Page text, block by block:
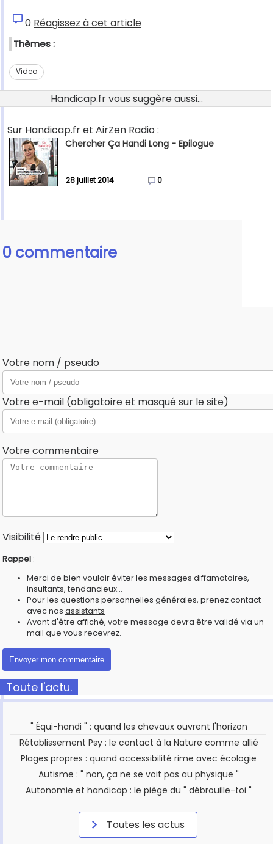
0 Réagissez à cet article
Thèmes :
Video
Handicap.fr vous suggère aussi...
Sur Handicap.fr et AirZen Radio :
Chercher Ça Handi Long - Epilogue
28 juillet 2014 0
0 commentaire
Votre nom / pseudo
Votre e-mail (obligatoire et masqué sur le site)
Votre commentaire
Visibilité
Rappel :
Merci de bien vouloir éviter les messages diffamatoires,
insultants, tendancieux...
Pour les questions personnelles générales, prenez contact
avec nos assistants
Avant d'être affiché, votre message devra être validé via un
mail que vous recevrez.
Toute l'actu.
" Équi-handi " : quand les chevaux ouvrent l'horizon
Rétablissement Psy : le contact à la Nature comme allié
Plages propres : quand accessibilité rime avec écologie
Autisme : " non, ça ne se voit pas au physique "
Autonomie et handicap : le piège du " débrouille-toi "
Toutes les actus